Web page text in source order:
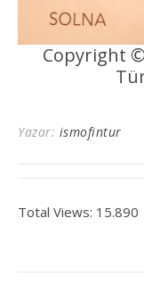
Copyright
Yazar: ismofintur
Total Views: 15.890